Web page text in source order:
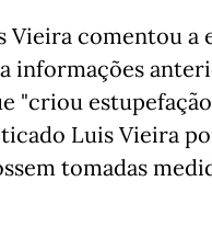
comentou a
informações
"criou
Luis Vieira
tomadas